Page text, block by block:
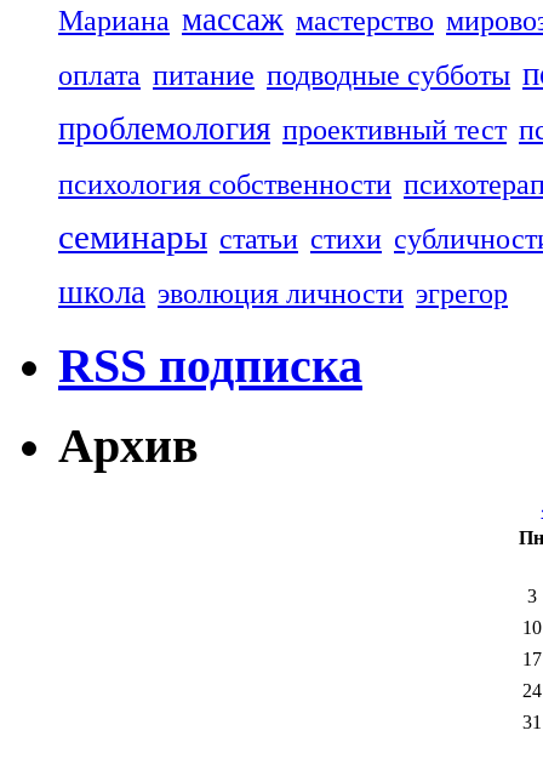
Мариана массаж мастерство
оплата питание подводные субботы
проблемология проективный тест
психология собственности
семинары статьи стихи
школа эволюция личности эгрегор
RSS подписка
Архив
3
10
17
24
31